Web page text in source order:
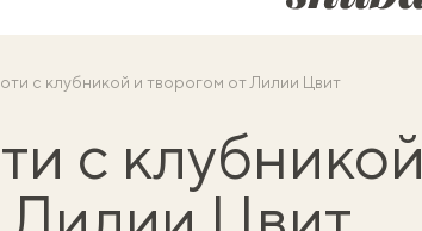
с клубникой и творогом от Лилии Цвит
с клубникой